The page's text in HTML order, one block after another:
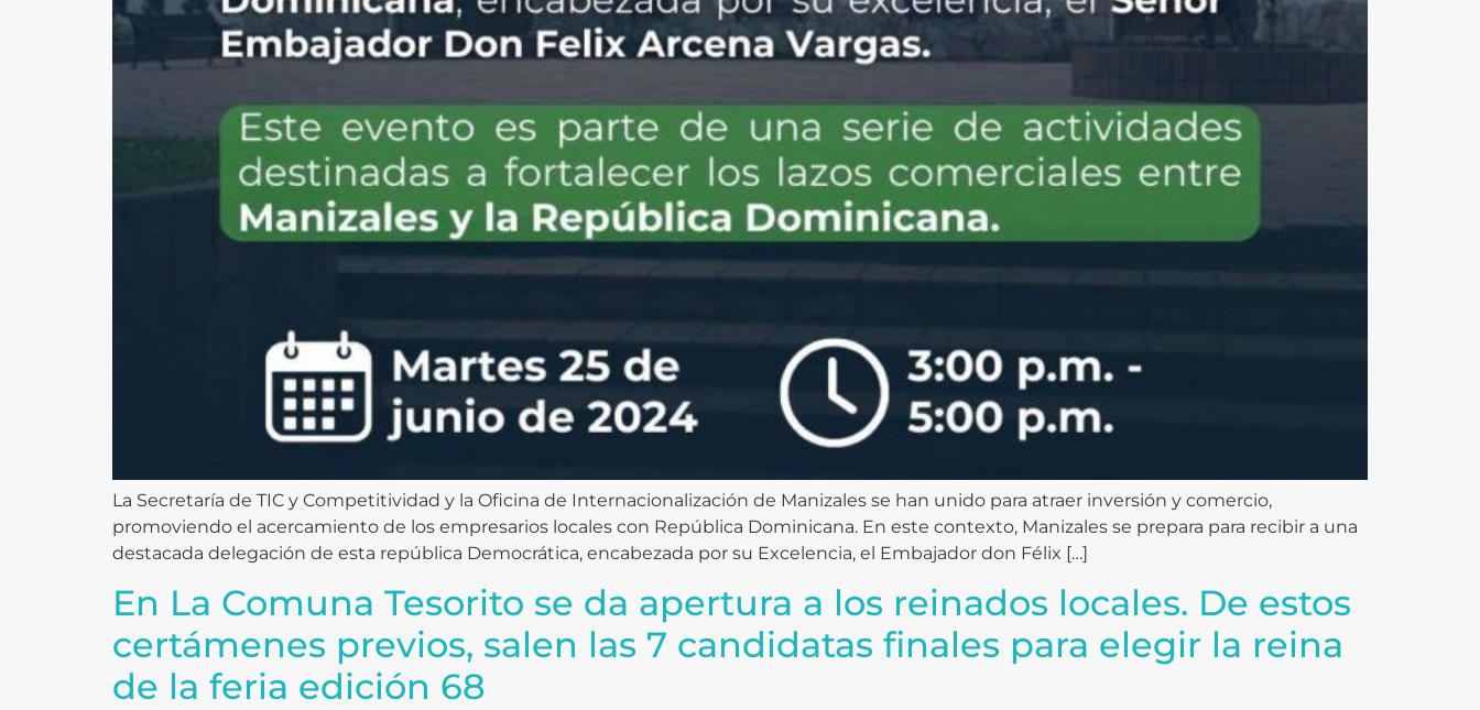
La Secretaría de TIC y Competitividad y la Oficina de Internacionalización de Manizales se han unido para atraer inversión y comercio,
promoviendo el acercamiento de los empresarios locales con República Dominicana. En este contexto, Manizales se prepara para recibir a una
destacada delegación de esta república Democrática, encabezada por su Excelencia, el Embajador don Félix […]
En La Comuna Tesorito se da apertura a los reinados locales. De estos
certámenes previos, salen las 7 candidatas finales para elegir la reina
de la feria edición 68